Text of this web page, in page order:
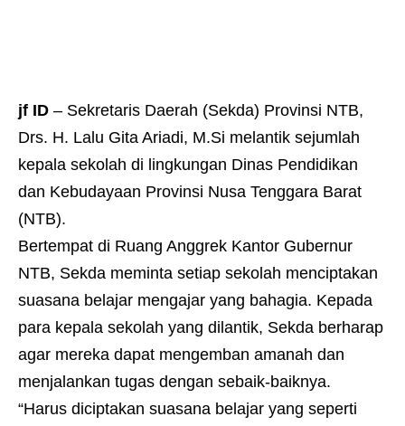
jf ID – Sekretaris Daerah (Sekda) Provinsi NTB,
Drs. H. Lalu Gita Ariadi, M.Si melantik sejumlah
kepala sekolah di lingkungan Dinas Pendidikan
dan Kebudayaan Provinsi Nusa Tenggara Barat
(NTB).
Bertempat di Ruang Anggrek Kantor Gubernur
NTB, Sekda meminta setiap sekolah menciptakan
suasana belajar mengajar yang bahagia. Kepada
para kepala sekolah yang dilantik, Sekda berharap
agar mereka dapat mengemban amanah dan
menjalankan tugas dengan sebaik-baiknya.
“Harus diciptakan suasana belajar yang seperti